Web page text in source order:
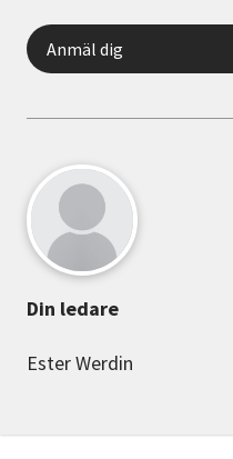
Anmäl dig
Din ledare
Ester Werdin